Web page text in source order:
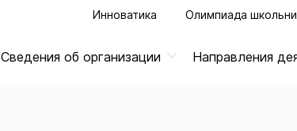
Инноватика Олимпиада
Сведения об организации Направления